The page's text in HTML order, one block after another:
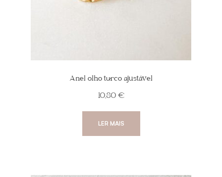
Anel olho turco ajustável
10,80 €
LER MAIS